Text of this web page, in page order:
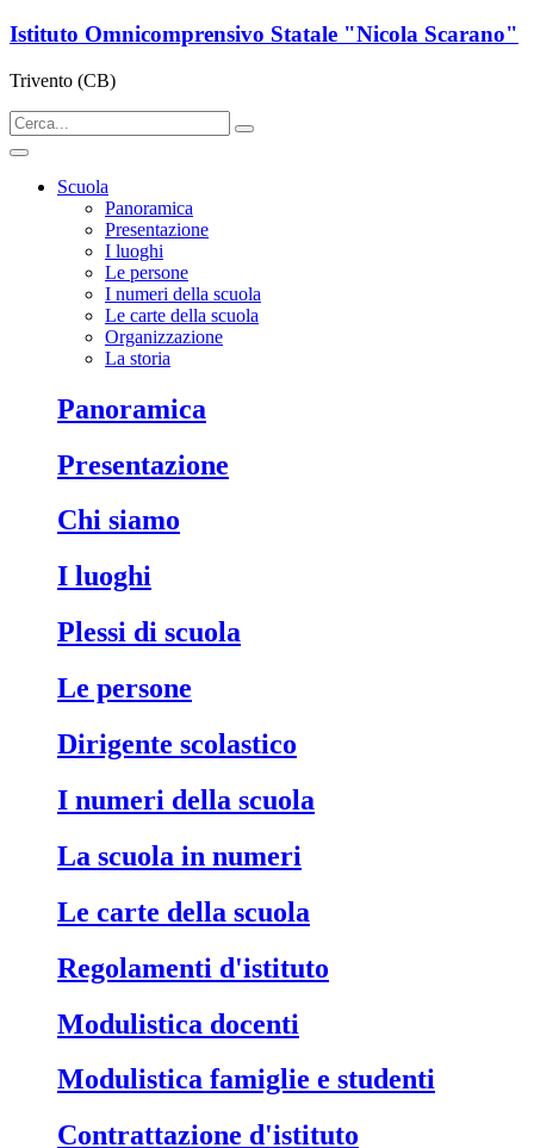
Istituto Omnicomprensivo Statale "Nicola Scarano"
Trivento (CB)
Scuola
Panoramica
Presentazione
I luoghi
Le persone
I numeri della scuola
Le carte della scuola
Organizzazione
La storia
Panoramica
Presentazione
Chi siamo
I luoghi
Plessi di scuola
Le persone
Dirigente scolastico
I numeri della scuola
La scuola in numeri
Le carte della scuola
Regolamenti d'istituto
Modulistica docenti
Modulistica famiglie e studenti
Contrattazione d'istituto